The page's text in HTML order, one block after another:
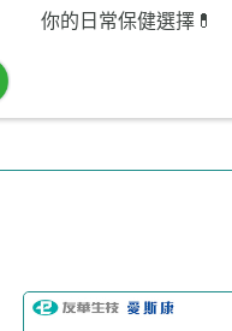
你的日常保健選擇💊